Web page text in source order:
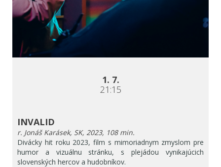
1. 7.
21:15
INVALID
r. Jonáš Karásek, SK, 2023, 108 min.
Divácky hit roku 2023, film s mimoriadnym zmyslom pre
humor a vizuálnu stránku, s plejádou vynikajúcich
slovenských hercov a hudobníkov.